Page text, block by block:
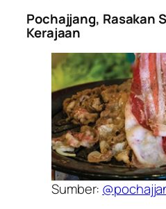
Pochajjang, Rasakan
Kerajaan
Sumber: